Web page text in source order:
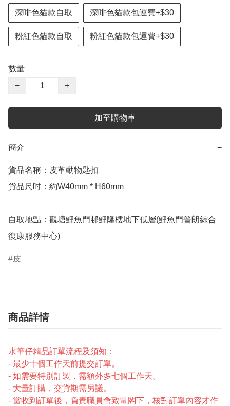
深啡色貓款自取 深啡色貓款包運費+$30
粉紅色貓款自取 粉紅色貓款包運費+$30
數量
−
+
加至購物車
簡介 −
貨品名稱：皮革動物匙扣
貨品尺吋：約W40mm * H60mm
自取地點：觀塘鯉魚門邨鯉隆樓地下低層(鯉魚門晉朗綜合
復康服務中心)
皮
商品詳情
水筆仔精品訂單流程及須知：
- 最少十個工作天前提交訂單。
- 如需要特別訂製，需額外多七個工作天。
- 大量訂購，交貨期需另議。
- 當收到訂單後，負責職員會致電閣下，核對訂單內容才作